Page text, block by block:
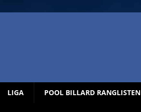
LIGA POOL BILLARD RANGLISTEN